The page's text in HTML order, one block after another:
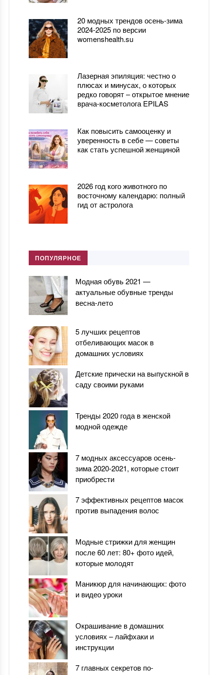
20 модных трендов осень-зима
2024-2025 по версии
womenshealth.su
Лазерная эпиляция: честно о
плюсах и минусах, о которых
редко говорят – открытое мнение
врача-косметолога EPILAS
Как повысить самооценку и
уверенность в себе — советы
как стать успешной женщиной
2026 год кого животного по
восточному календарю: полный
гид от астролога
ПОПУЛЯРНОЕ
Модная обувь 2021 —
актуальные обувные тренды
весна-лето
5 лучших рецептов
отбеливающих масок в
домашних условиях
Детские прически на выпускной в
саду своими руками
Тренды 2020 года в женской
модной одежде
7 модных аксессуаров осень-
зима 2020-2021, которые стоит
приобрести
7 эффективных рецептов масок
против выпадения волос
Модные стрижки для женщин
после 60 лет: 80+ фото идей,
которые молодят
Маникюр для начинающих: фото
и видео уроки
Окрашивание в домашних
условиях – лайфхаки и
инструкции
7 главных секретов по-